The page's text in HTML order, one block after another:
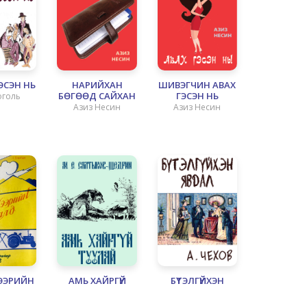
НЬ
НАРИЙХАН
БӨГӨӨД САЙХАН
Азиз Несин
ШИВЭГЧИН АВАХ
ГЭСЭН НЬ
Азиз Несин
АМЬ ХАЙРГҮЙ
БҮТЭЛГҮЙХЭН